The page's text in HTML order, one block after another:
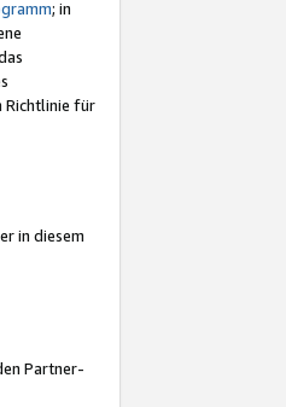
; in
Richtlinie für
in diesem
Partner-